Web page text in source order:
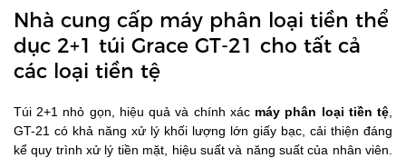
Nhà cung cấp máy phân loại tiền thể
dục 2+1 túi Grace GT-21 cho tất cả
các loại tiền tệ
Túi 2+1 nhỏ gọn, hiệu quả và chính xác máy phân loại tiền tệ
GT-21 có khả năng xử lý khối lượng lớn giấy bạc, cải thiện đáng
kể quy trình xử lý tiền mặt, hiệu suất và năng suất của nhân viên.